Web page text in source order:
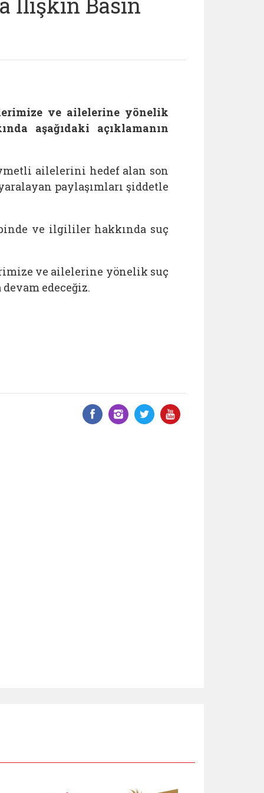
ve ailelerine yönelik
aşağıdaki açıklamanın
ailelerini hedef alan son
paylaşımları şiddetle
ve ilgililer hakkında suç
ve ailelerine yönelik suç
edeceğiz.
Facebook üzerinde paylaş
Instagram'da paylaş
Twitter üzerinde
YouTube